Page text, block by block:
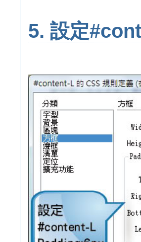
5. 設定